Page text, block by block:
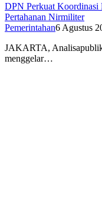
DPN Perkuat Koordinasi
Pertahanan Nirmiliter
Pemerintahan6 Agustus
JAKARTA,
menggelar…